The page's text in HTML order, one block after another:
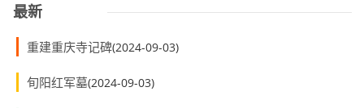
最新
重建重庆寺记碑(2024-09-03)
旬阳红军墓(2024-09-03)